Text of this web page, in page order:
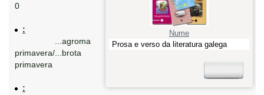
Nume
Prosa e verso da literatura galega
0
:
...agroma
primavera/...brota
primavera
: